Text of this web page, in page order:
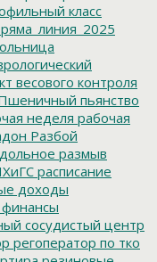
класс
весового контроля
пьянство
неделя рабочая
Разбой
размыв
расписание
доходы
сосудистый центр
регоператор по тко